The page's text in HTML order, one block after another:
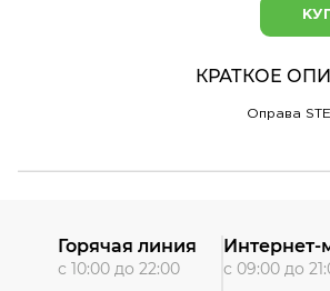
КРАТКОЕ
Оправа
Горячая линия
с 10:00 до 22:00
Интернет-
с 09:00 до